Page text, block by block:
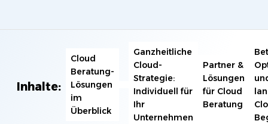
Inhalte:
Cloud
Beratung-
Lösungen
im
Überblick
Ganzheitliche
Cloud-
Strategie:
Individuell für
Ihr
Unternehmen
Partner &
Lösungen
für Cloud
Beratung